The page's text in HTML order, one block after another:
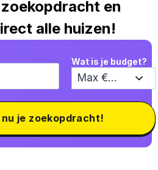
en
alle huizen!
Wat is je budget?
je zoekopdracht!